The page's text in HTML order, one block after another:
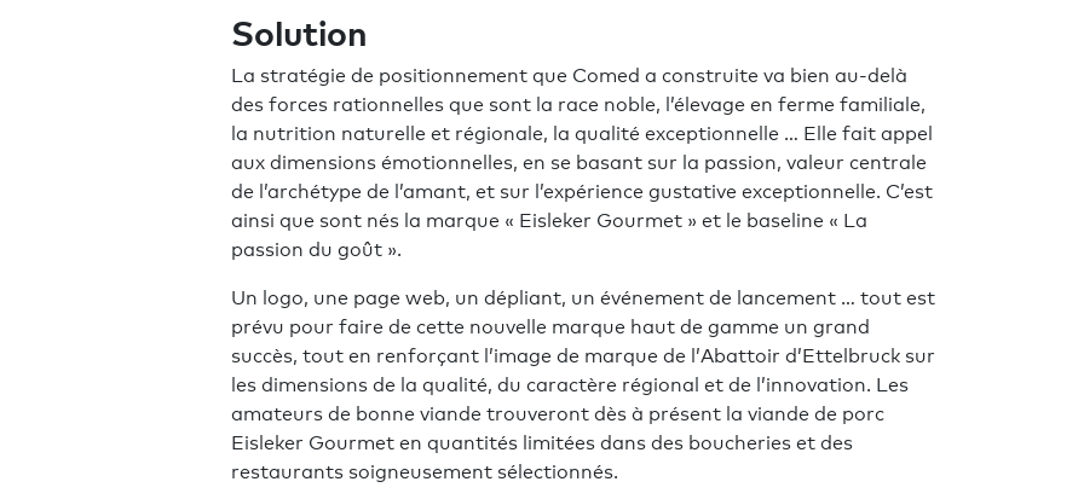
Solution
La stratégie de positionnement que Comed a construite va bien au-delà
des forces rationnelles que sont la race noble, l’élevage en ferme familiale,
la nutrition naturelle et régionale, la qualité exceptionnelle … Elle fait appel
aux dimensions émotionnelles, en se basant sur la passion, valeur centrale
de l’archétype de l’amant, et sur l’expérience gustative exceptionnelle. C’est
ainsi que sont nés la marque « Eisleker Gourmet » et le baseline « La
passion du goût ».
Un logo, une page web, un dépliant, un événement de lancement … tout est
prévu pour faire de cette nouvelle marque haut de gamme un grand
succès, tout en renforçant l’image de marque de l’Abattoir d’Ettelbruck sur
les dimensions de la qualité, du caractère régional et de l’innovation. Les
amateurs de bonne viande trouveront dès à présent la viande de porc
Eisleker Gourmet en quantités limitées dans des boucheries et des
restaurants soigneusement sélectionnés.